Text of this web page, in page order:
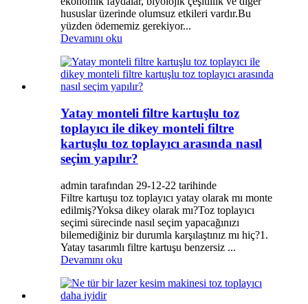
hususlar üzerinde olumsuz etkileri vardır.Bu
yüzden ödememiz gerekiyor...
Devamını oku
Yatay monteli filtre kartuşlu toz
toplayıcı ile dikey monteli filtre
kartuşlu toz toplayıcı arasında nasıl
seçim yapılır?
admin tarafından 29-12-22 tarihinde
Filtre kartuşu toz toplayıcı yatay olarak mı monte
edilmiş?Yoksa dikey olarak mı?Toz toplayıcı
seçimi sürecinde nasıl seçim yapacağınızı
bilemediğiniz bir durumla karşılaştınız mı hiç?1.
Yatay tasarımlı filtre kartuşu benzersiz ...
Devamını oku